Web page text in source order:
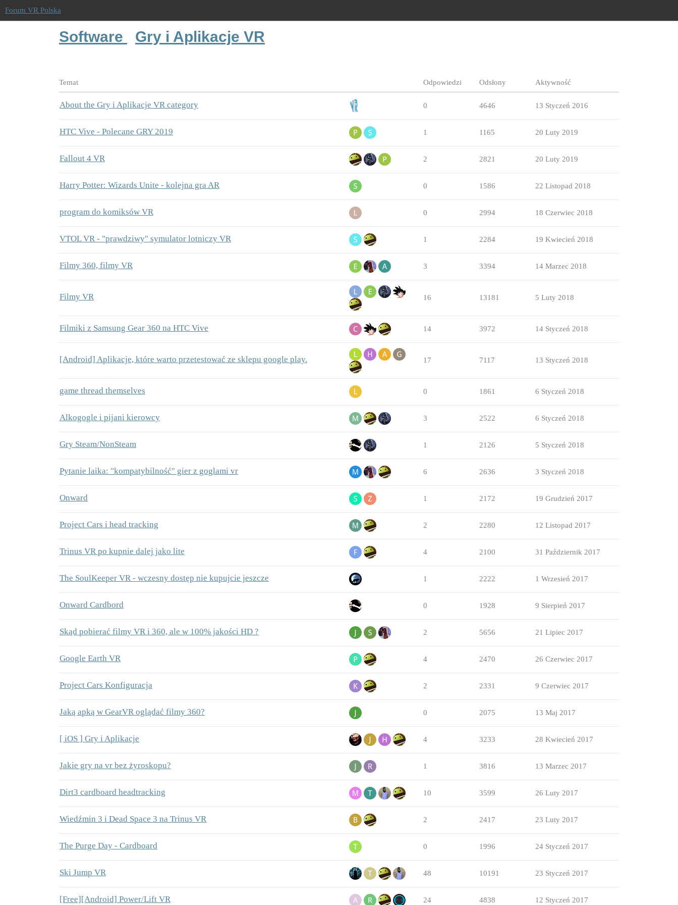
Forum VR Polska
Software Gry i Aplikacje VR
Temat Odpowiedzi Odsłony Aktywność
About the Gry i Aplikacje VR category 0 4646 13 Styczeń 2016
HTC Vive - Polecane GRY 2019 1 1165 20 Luty 2019
Fallout 4 VR 2 2821 20 Luty 2019
Harry Potter: Wizards Unite - kolejna gra AR 0 1586 22 Listopad 2018
program do komiksów VR 0 2994 18 Czerwiec 2018
VTOL VR - "prawdziwy" symulator lotniczy VR 1 2284 19 Kwiecień 2018
Filmy 360, filmy VR 3 3394 14 Marzec 2018
Filmy VR 16 13181 5 Luty 2018
Filmiki z Samsung Gear 360 na HTC Vive 14 3972 14 Styczeń 2018
[Android] Aplikacje, które warto przetestować ze sklepu google play. 17 7117 13 Styczeń 2018
game thread themselves 0 1861 6 Styczeń 2018
Alkogogle i pijani kierowcy 3 2522 6 Styczeń 2018
Gry Steam/NonSteam 1 2126 5 Styczeń 2018
Pytanie laika: "kompatybilność" gier z goglami vr 6 2636 3 Styczeń 2018
Onward 1 2172 19 Grudzień 2017
Project Cars i head tracking 2 2280 12 Listopad 2017
Trinus VR po kupnie dalej jako lite 4 2100 31 Październik 2017
The SoulKeeper VR - wczesny dostęp nie kupujcie jeszcze 1 2222 1 Wrzesień 2017
Onward Cardbord 0 1928 9 Sierpień 2017
Skąd pobierać filmy VR i 360, ale w 100% jakości HD ? 2 5656 21 Lipiec 2017
Google Earth VR 4 2470 26 Czerwiec 2017
Project Cars Konfiguracja 2 2331 9 Czerwiec 2017
Jaką apką w GearVR oglądać filmy 360? 0 2075 13 Maj 2017
[ iOS ] Gry i Aplikacje 4 3233 28 Kwiecień 2017
Jakie gry na vr bez żyroskopu? 1 3816 13 Marzec 2017
Dirt3 cardboard headtracking 10 3599 26 Luty 2017
Wiedźmin 3 i Dead Space 3 na Trinus VR 2 2417 23 Luty 2017
The Purge Day - Cardboard 0 1996 24 Styczeń 2017
Ski Jump VR 48 10191 23 Styczeń 2017
[Free][Android] Power/Lift VR 24 4838 12 Styczeń 2017